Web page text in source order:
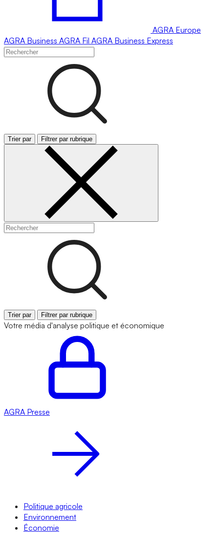
AGRA Europe
AGRA Business AGRA Fil AGRA Business Express
Trier par Filtrer par rubrique
Trier par Filtrer par rubrique
Votre média d'analyse politique et économique
AGRA Presse
Politique agricole
Environnement
Économie